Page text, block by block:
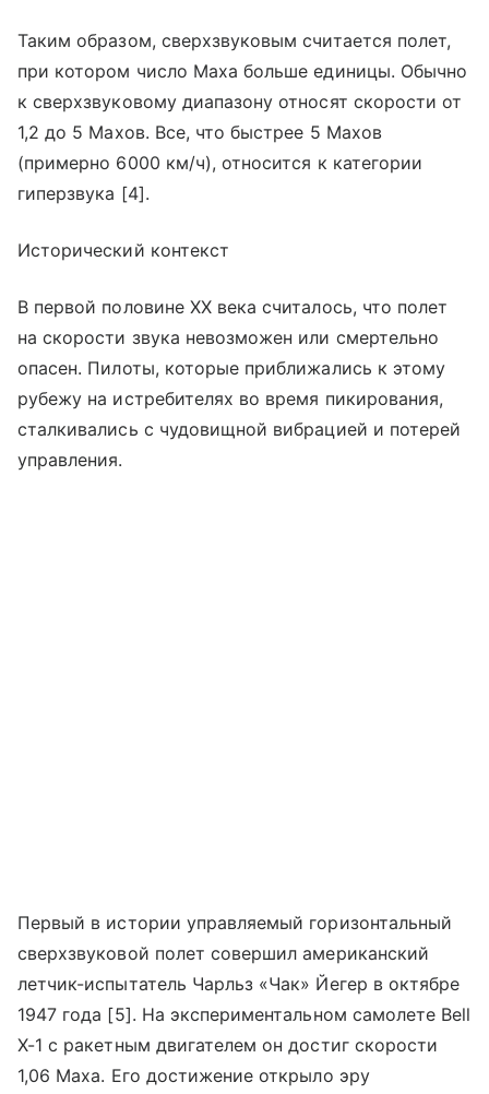
Таким образом, сверхзвуковым считается полет,
при котором число Маха больше единицы. Обычно
к сверхзвуковому диапазону относят скорости от
1,2 до 5 Махов. Все, что быстрее 5 Махов
(примерно 6000 км/ч), относится к категории
гиперзвука [4].
Исторический контекст
В первой половине XX века считалось, что полет
на скорости звука невозможен или смертельно
опасен. Пилоты, которые приближались к этому
рубежу на истребителях во время пикирования,
сталкивались с чудовищной вибрацией и потерей
управления.
Первый в истории управляемый горизонтальный
сверхзвуковой полет совершил американский
летчик-испытатель Чарльз «Чак» Йегер в октябре
1947 года [5]. На экспериментальном самолете Bell
X-1 с ракетным двигателем он достиг скорости
1,06 Маха. Его достижение открыло эру